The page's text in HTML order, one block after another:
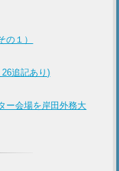
１）
追記あり)
ー会場を岸田外務大